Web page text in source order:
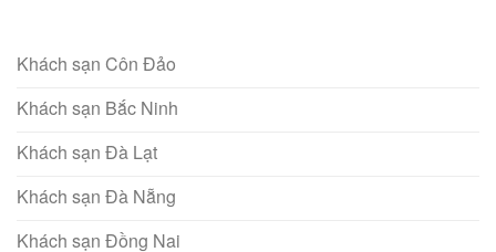
Khách sạn Côn Đảo
Khách sạn Bắc Ninh
Khách sạn Đà Lạt
Khách sạn Đà Nẵng
Khách sạn Đồng Nai